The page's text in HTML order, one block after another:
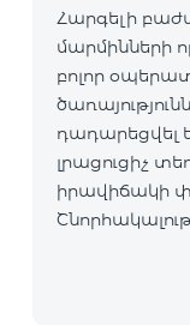
Հարգելի
մարմինների
բոլոր
դադարեցվել
լրացուցիչ
իրավիճակի